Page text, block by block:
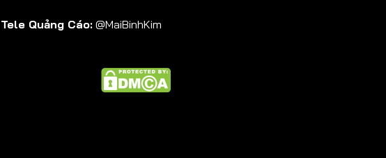
Tele Quảng Cáo: @MaiBinhKim